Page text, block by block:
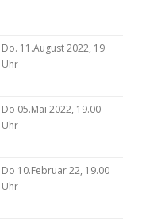
Do. 11.August 2022, 19
Uhr
Do 05.Mai 2022, 19.00
Uhr
Do 10.Februar 22, 19.00
Uhr